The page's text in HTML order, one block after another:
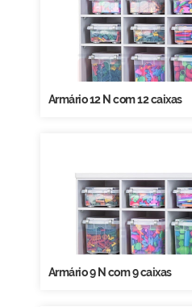
Armário 12 N com 12 caixas
Armário 9 N com 9 caixas